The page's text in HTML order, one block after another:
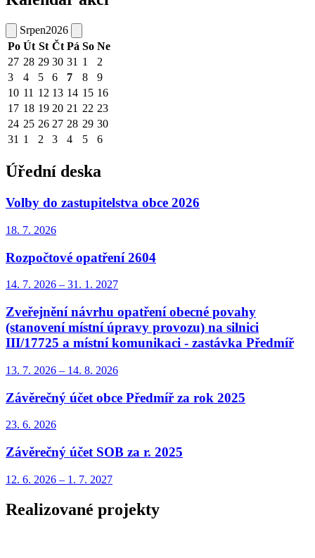
Srpen2026
Po Út St Čt Pá So Ne
27 28 29 30 31 1
2
3
4 5 6 7 8
9
10 11 12 13 14 15 16
17 18 19 20 21 22 23
24 25 26 27 28 29 30
31 1 2 3 4 5 6
Úřední deska
Volby do zastupitelstva obce 2026
18. 7. 2026
Rozpočtové opatření 2604
14. 7. 2026 – 31. 1. 2027
Zveřejnění návrhu opatření obecné povahy
(stanovení místní úpravy provozu) na silnici
III/17725 a místní komunikaci - zastávka Předmíř
13. 7. 2026 – 14. 8. 2026
Závěrečný účet obce Předmíř za rok 2025
23. 6. 2026
Závěrečný účet SOB za r. 2025
12. 6. 2026 – 1. 7. 2027
Realizované projekty